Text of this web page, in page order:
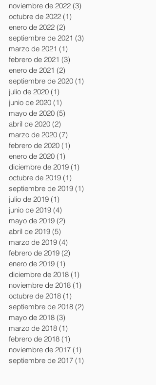
noviembre de 2022 (3)
octubre de 2022 (1)
enero de 2022 (2)
septiembre de 2021 (3)
marzo de 2021 (1)
febrero de 2021 (3)
enero de 2021 (2)
septiembre de 2020 (1)
julio de 2020 (1)
junio de 2020 (1)
mayo de 2020 (5)
abril de 2020 (2)
marzo de 2020 (7)
febrero de 2020 (1)
enero de 2020 (1)
diciembre de 2019 (1)
octubre de 2019 (1)
septiembre de 2019 (1)
julio de 2019 (1)
junio de 2019 (4)
mayo de 2019 (2)
abril de 2019 (5)
marzo de 2019 (4)
febrero de 2019 (2)
enero de 2019 (1)
diciembre de 2018 (1)
noviembre de 2018 (1)
octubre de 2018 (1)
septiembre de 2018 (2)
mayo de 2018 (3)
marzo de 2018 (1)
febrero de 2018 (1)
noviembre de 2017 (1)
septiembre de 2017 (1)